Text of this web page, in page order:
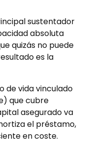
sustentador
absoluta
quizás no puede
es la
de vida vinculado
que cubre
asegurado va
el préstamo,
en coste.